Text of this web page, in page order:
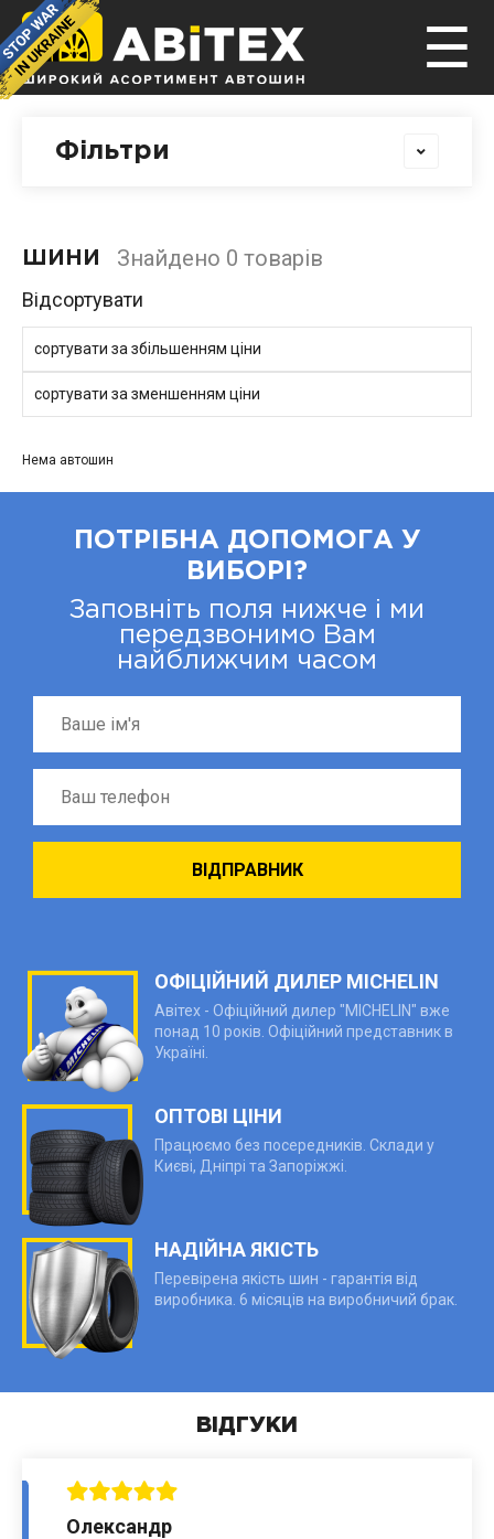
☰
Фільтри
ШИНИ Знайдено 0 товарів
Відсортувати
сортувати за збільшенням ціни
сортувати за зменшенням ціни
Нема автошин
ПОТРІБНА ДОПОМОГА У
ВИБОРІ?
Заповніть поля нижче і ми
передзвонимо Вам
найближчим часом
ОФІЦІЙНИЙ ДИЛЕР MICHELIN
Авітех - Офіційний дилер "MICHELIN" вже
понад 10 років. Офіційний представник в
Україні.
ОПТОВІ ЦІНИ
Працюємо без посередників. Склади у
Києві, Дніпрі та Запоріжжі.
НАДІЙНА ЯКІСТЬ
Перевірена якість шин - гарантія від
виробника. 6 місяців на виробничий брак.
ВІДГУКИ
Олександр